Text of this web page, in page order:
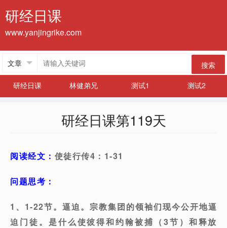
研经日课
www.yanjingrike.com
搜索
研经日课
林健弟兄 测试1 测试2
研经日课第119天
阅读经文： 使徒行传4：1-31
问题思考：
1、1-22节。逼迫。宗教集团的领袖们现今公开地逼
迫门徒。是什么使彼得和约翰被捕（3节）和释放